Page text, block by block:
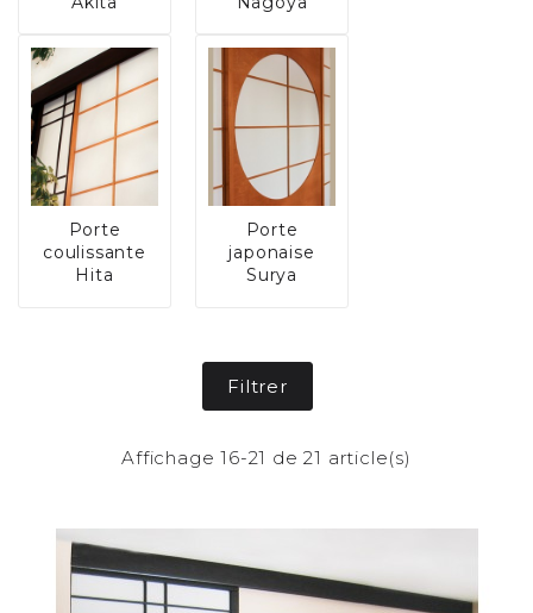
Porte
coulissante
Hita
Porte
japonaise
Surya
Filtrer
Affichage 16-21 de 21 article(s)